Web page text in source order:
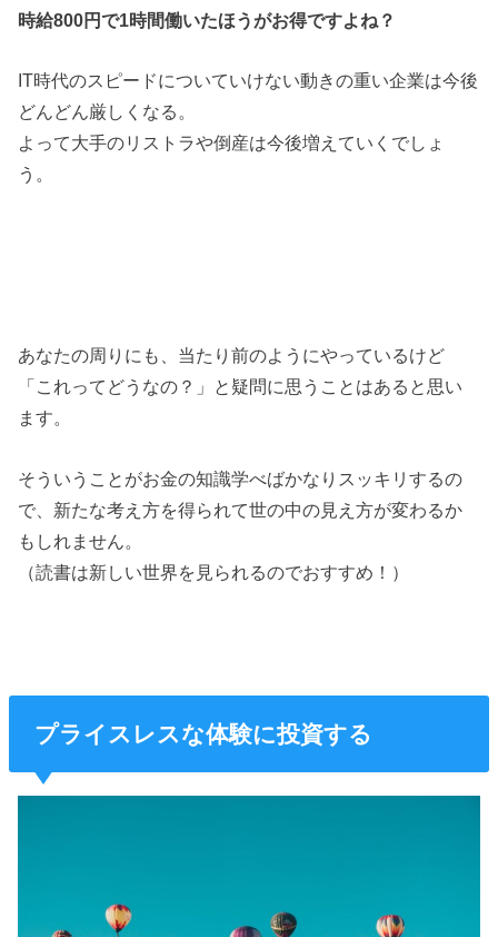
時給800円で1時間働いたほうがお得ですよね？
IT時代のスピードについていけない動きの重い企業は今後
どんどん厳しくなる。
よって大手のリストラや倒産は今後増えていくでしょ
う。
あなたの周りにも、当たり前のようにやっているけど
「これってどうなの？」と疑問に思うことはあると思い
ます。
そういうことがお金の知識学べばかなりスッキリするの
で、新たな考え方を得られて世の中の見え方が変わるか
もしれません。
（読書は新しい世界を見られるのでおすすめ！）
プライスレスな体験に投資する